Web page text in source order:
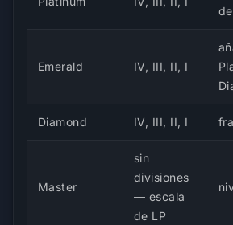
Emerald IV, III, II, I
Diamond IV, III, II, I
Master
sin
divisiones
— escala
de LP